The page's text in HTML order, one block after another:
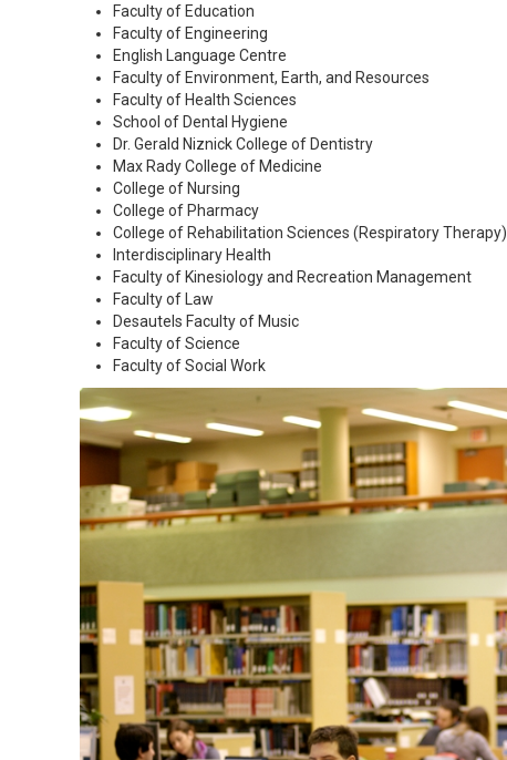
Faculty of Education
Faculty of Engineering
English Language Centre
Faculty of Environment, Earth, and Resources
Faculty of Health Sciences
School of Dental Hygiene
Dr. Gerald Niznick College of Dentistry
Max Rady College of Medicine
College of Nursing
College of Pharmacy
College of Rehabilitation Sciences (Respiratory Therapy)
Interdisciplinary Health
Faculty of Kinesiology and Recreation Management
Faculty of Law
Desautels Faculty of Music
Faculty of Science
Faculty of Social Work